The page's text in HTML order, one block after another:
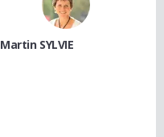
Martin SYLVIE